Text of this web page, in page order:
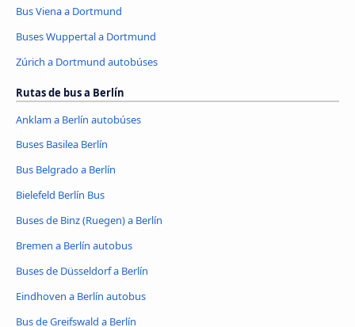
Bus Viena a Dortmund
Buses Wuppertal a Dortmund
Zúrich a Dortmund autobúses
Rutas de bus a Berlín
Anklam a Berlín autobúses
Buses Basilea Berlín
Bus Belgrado a Berlín
Bielefeld Berlín Bus
Buses de Binz (Ruegen) a Berlín
Bremen a Berlín autobus
Buses de Düsseldorf a Berlín
Eindhoven a Berlín autobus
Bus de Greifswald a Berlín